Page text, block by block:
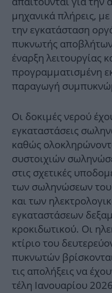
μηχανικά πλήρεις,
την εγκατάσταση
πυκνωτής αποβλήτων
έναρξη
προγραμματισμένη
παραγωγή
Οι δοκιμές νερού
εγκαταστάσεις
καθώς
συστοιχιών
στις σχετικές
των σωληνώσεων του
και των
εγκαταστάσεων
κροκιδωτικού. Οι
κτίριο του
πυκνωτών
τις απολήξεις να
τέλη Ιανουαρίου